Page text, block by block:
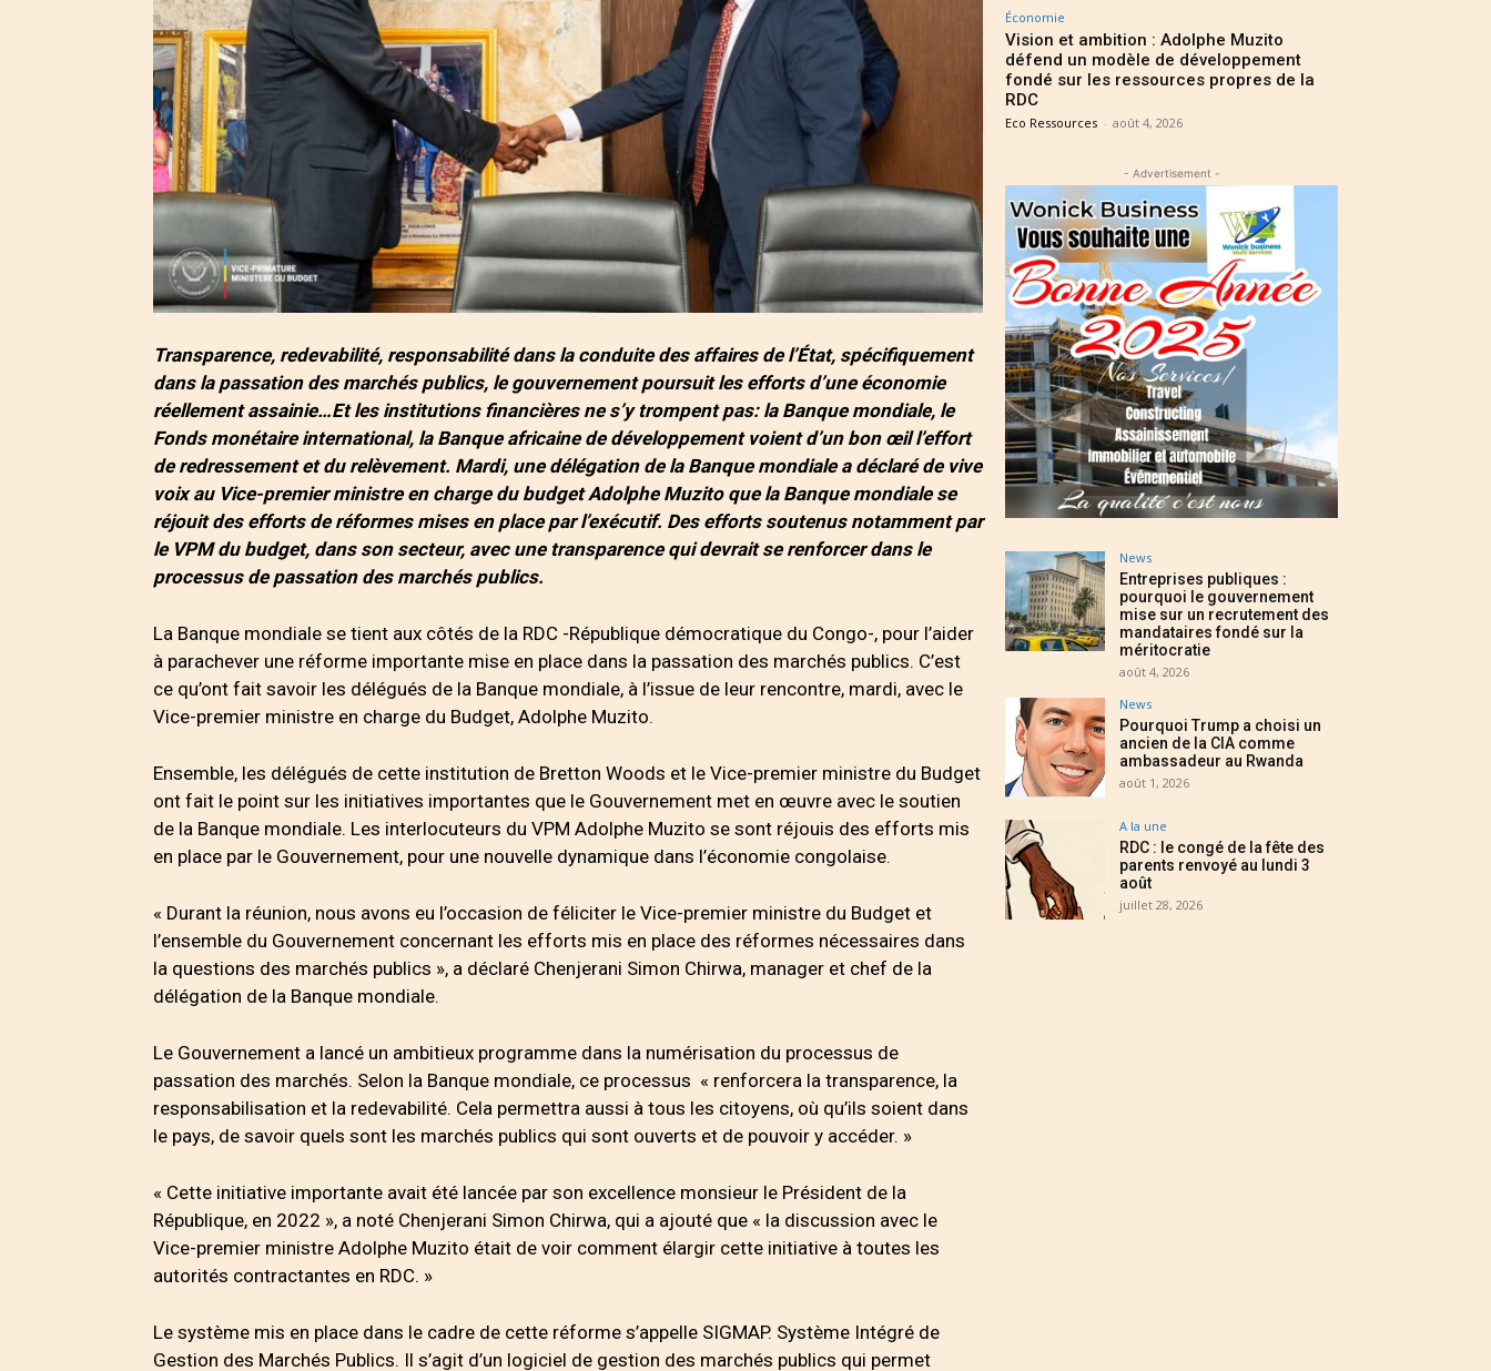
Transparence, redevabilité, responsabilité dans la conduite des affaires de l’État, spécifiquement
dans la passation des marchés publics, le gouvernement poursuit les efforts d’une économie
réellement assainie…Et les institutions financières ne s’y trompent pas: la Banque mondiale, le
Fonds monétaire international, la Banque africaine de développement voient d’un bon œil l’effort
de redressement et du relèvement. Mardi, une délégation de la Banque mondiale a déclaré de vive
voix au Vice-premier ministre en charge du budget Adolphe Muzito que la Banque mondiale se
réjouit des efforts de réformes mises en place par l’exécutif. Des efforts soutenus notamment par
le VPM du budget, dans son secteur, avec une transparence qui devrait se renforcer dans le
processus de passation des marchés publics.
La Banque mondiale se tient aux côtés de la RDC -République démocratique du Congo-, pour l’aider
à parachever une réforme importante mise en place dans la passation des marchés publics. C’est
ce qu’ont fait savoir les délégués de la Banque mondiale, à l’issue de leur rencontre, mardi, avec le
Vice-premier ministre en charge du Budget, Adolphe Muzito.
Ensemble, les délégués de cette institution de Bretton Woods et le Vice-premier ministre du Budget
ont fait le point sur les initiatives importantes que le Gouvernement met en œuvre avec le soutien
de la Banque mondiale. Les interlocuteurs du VPM Adolphe Muzito se sont réjouis des efforts mis
en place par le Gouvernement, pour une nouvelle dynamique dans l’économie congolaise.
« Durant la réunion, nous avons eu l’occasion de féliciter le Vice-premier ministre du Budget et
l’ensemble du Gouvernement concernant les efforts mis en place des réformes nécessaires dans
la questions des marchés publics », a déclaré Chenjerani Simon Chirwa, manager et chef de la
délégation de la Banque mondiale.
Le Gouvernement a lancé un ambitieux programme dans la numérisation du processus de
passation des marchés. Selon la Banque mondiale, ce processus « renforcera la transparence, la
responsabilisation et la redevabilité. Cela permettra aussi à tous les citoyens, où qu’ils soient dans
le pays, de savoir quels sont les marchés publics qui sont ouverts et de pouvoir y accéder. »
« Cette initiative importante avait été lancée par son excellence monsieur le Président de la
République, en 2022 », a noté Chenjerani Simon Chirwa, qui a ajouté que « la discussion avec le
Vice-premier ministre Adolphe Muzito était de voir comment élargir cette initiative à toutes les
autorités contractantes en RDC. »
Le système mis en place dans le cadre de cette réforme s’appelle SIGMAP. Système Intégré de
Gestion des Marchés Publics. Il s’agit d’un logiciel de gestion des marchés publics qui permet
Économie
Vision et ambition : Adolphe Muzito
défend un modèle de développement
fondé sur les ressources propres de la
RDC
Eco Ressources - août 4, 2026
- Advertisement -
News
Entreprises publiques :
pourquoi le gouvernement
mise sur un recrutement des
mandataires fondé sur la
méritocratie
août 4, 2026
News
Pourquoi Trump a choisi un
ancien de la CIA comme
ambassadeur au Rwanda
août 1, 2026
A la une
RDC : le congé de la fête des
parents renvoyé au lundi 3
août
juillet 28, 2026